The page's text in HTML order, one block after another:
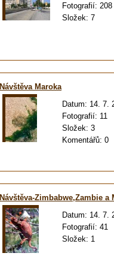
Fotografií: 208
Složek: 7
Návštěva Maroka
Datum: 14. 7.
Fotografií: 11
Složek: 3
Komentářů: 0
Návštěva-Zimbabwe,Zambie a
Datum: 14. 7.
Fotografií: 41
Složek: 1